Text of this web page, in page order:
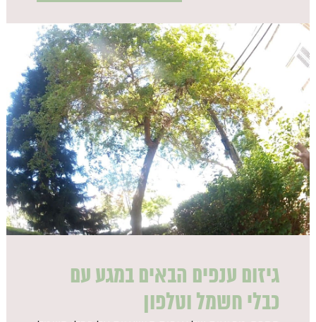
גיזום ענפים הבאים במגע עם
כבלי חשמל וטלפון